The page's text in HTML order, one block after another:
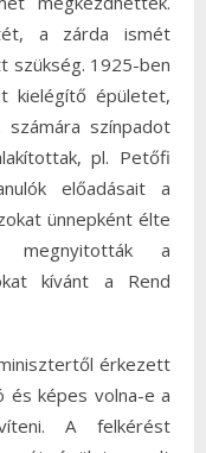
a zárda ismét
szükség. 1925-ben
kielégítő épületet,
színpadot
pl. Petőfi
előadásait a
ünnepként élte
megnyitották a
kívánt a Rend
érkezett
és képes volna-e a
A felkérést